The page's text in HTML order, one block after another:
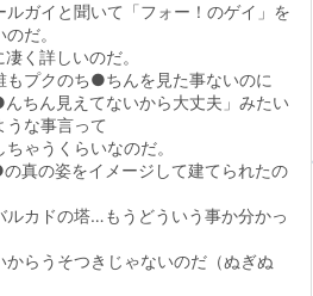
ガイと聞いて「フォー！のゲイ」を
だ。
く詳しいのだ。
もプクのち●ちんを見た事ないのに
ちん見えてないから大丈夫」みたい
うな事言って
ゃうくらいなのだ。
真の姿をイメージして建てられたの
ルカドの塔…もうどういう事か分かっ
らうそつきじゃないのだ（ぬぎぬ